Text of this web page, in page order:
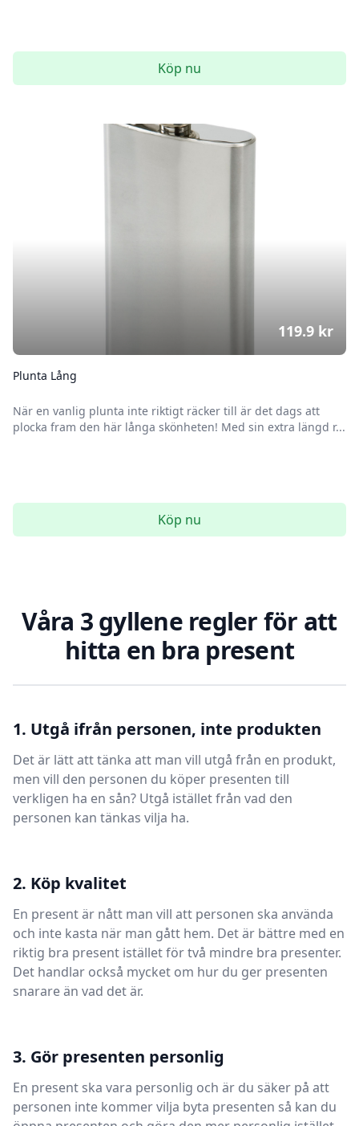
Köp nu
Plunta Lång
När en vanlig plunta inte riktigt räcker till är det dags att
plocka fram den här långa skönheten! Med sin extra längd r...
119.9 kr
Köp nu
Våra 3 gyllene regler för att
hitta en bra present
1. Utgå ifrån personen, inte produkten
Det är lätt att tänka att man vill utgå från en produkt,
men vill den personen du köper presenten till
verkligen ha en sån? Utgå istället från vad den
personen kan tänkas vilja ha.
2. Köp kvalitet
En present är nått man vill att personen ska använda
och inte kasta när man gått hem. Det är bättre med en
riktig bra present istället för två mindre bra presenter.
Det handlar också mycket om hur du ger presenten
snarare än vad det är.
3. Gör presenten personlig
En present ska vara personlig och är du säker på att
personen inte kommer vilja byta presenten så kan du